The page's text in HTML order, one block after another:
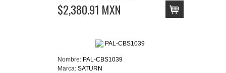
$2,380.91 MXN
Nombre: PAL-CBS1039
Marca: SATURN